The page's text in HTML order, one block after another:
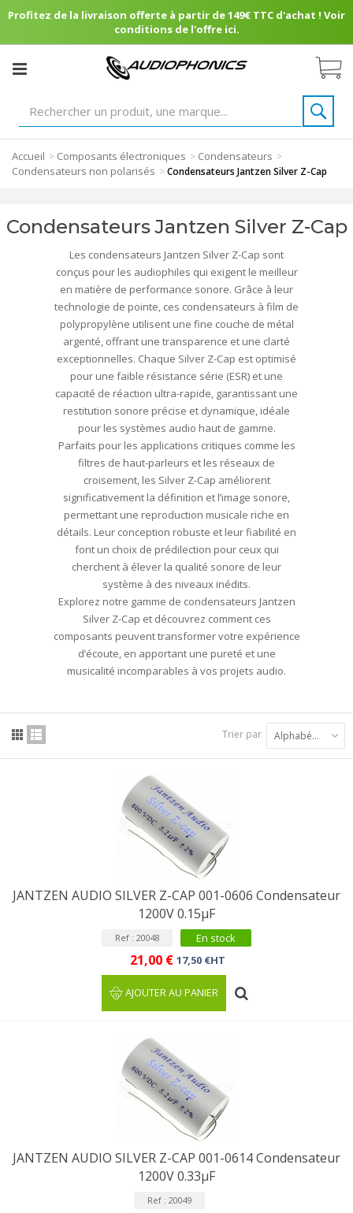
Profitez de la livraison offerte à partir de 149€ TTC d'achat ! Voir
conditions de l'offre ici.
Accueil > Composants électroniques > Condensateurs >
Condensateurs non polarisés >Condensateurs Jantzen Silver Z-Cap
Condensateurs Jantzen Silver Z-Cap
Les condensateurs Jantzen Silver Z-Cap sont
conçus pour les audiophiles qui exigent le meilleur
en matière de performance sonore. Grâce à leur
technologie de pointe, ces condensateurs à film de
polypropylène utilisent une fine couche de métal
argenté, offrant une transparence et une clarté
exceptionnelles. Chaque Silver Z-Cap est optimisé
pour une faible résistance série (ESR) et une
capacité de réaction ultra-rapide, garantissant une
restitution sonore précise et dynamique, idéale
pour les systèmes audio haut de gamme.
Parfaits pour les applications critiques comme les
filtres de haut-parleurs et les réseaux de
croisement, les Silver Z-Cap améliorent
significativement la définition et l’image sonore,
permettant une reproduction musicale riche en
détails. Leur conception robuste et leur fiabilité en
font un choix de prédilection pour ceux qui
cherchent à élever la qualité sonore de leur
système à des niveaux inédits.
Explorez notre gamme de condensateurs Jantzen
Silver Z-Cap et découvrez comment ces
composants peuvent transformer votre expérience
d’écoute, en apportant une pureté et une
musicalité incomparables à vos projets audio.
Trier par Alphabétique : A à Z
JANTZEN AUDIO SILVER Z-CAP 001-0606 Condensateur
1200V 0.15µF
Ref : 20048 En stock
21,00 € 17,50 €HT
AJOUTER AU PANIER
JANTZEN AUDIO SILVER Z-CAP 001-0614 Condensateur
1200V 0.33µF
Ref : 20049